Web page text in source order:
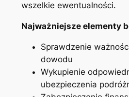
wszelkie ewentualności.
Najważniejsze elementy
Sprawdzenie
dowodu
Wykupienie
ubezpieczenia